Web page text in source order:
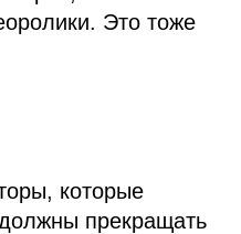
Это тоже
которые
прекращать